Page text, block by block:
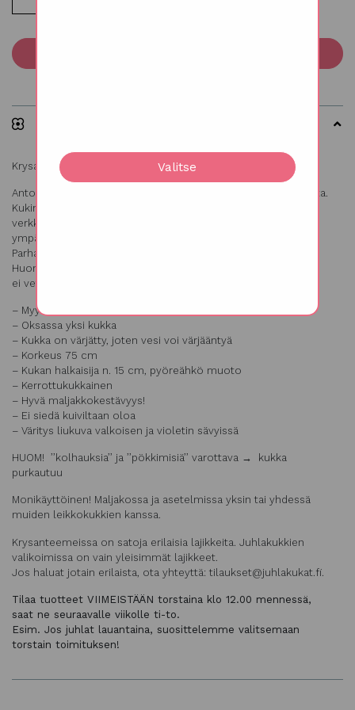
Valitse
Krysanteemi ’Antonow’ lila
Antonow lajikkeet on krysanteemien aatelia kokonsa puolesta.
Kukinto on niin suuri että se toimitetaan pieneen
verkkopussiin käärittynä. Kun suojus poistetaan kukinnon
ympäriltä, kukan koko kasvaa päiväpäivältä suuremmaksi.
Parhaimmillaan se on noin 24 h pakkauksesta purun jälkeen.
Huomioitavaa on että verkkopussi pitää poistaa leikkaamalla,
ei vetämällä, ettei kukinto katkea.
– Myydään 10 oksan nipuissa
– Oksassa yksi kukka
– Kukka on värjätty, joten vesi voi värjääntyä
– Korkeus 75 cm
– Kukan halkaisija n. 15 cm, pyöreähkö muoto
– Kerrottukukkainen
– Hyvä maljakkokestävyys!
– Ei siedä kuiviltaan oloa
– Väritys liukuva valkoisen ja violetin sävyissä
HUOM! ’’kolhauksia’’ ja ’’pökkimisiä’’ varottava → kukka
purkautuu
Monikäyttöinen! Maljakossa ja asetelmissa yksin tai yhdessä
muiden leikkokukkien kanssa.
Krysanteemeissa on satoja erilaisia lajikkeita. Juhlakukkien
valikoimissa on vain yleisimmät lajikkeet.
Jos haluat jotain erilaista, ota yhteyttä: tilaukset@juhlakukat.fi.
Tilaa tuotteet VIIMEISTÄÄN torstaina klo 12.00 mennessä,
saat ne seuraavalle viikolle ti-to.
Esim. Jos juhlat lauantaina, suosittelemme valitsemaan
torstain toimituksen!